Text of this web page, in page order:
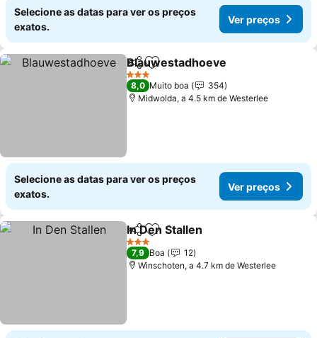
Selecione as datas para ver os preços
exatos.
Ver preços
PartilharAdicionar aos favoritos
Blauwestadhoeve
3 Estrelas
8,0 Muito boa
354
Midwolda, a 4.5 km de Westerlee
Selecione as datas para ver os preços
exatos.
Ver preços
PartilharAdicionar aos favoritos
In Den Stallen
3 Estrelas
7,9 Boa
12
Winschoten, a 4.7 km de Westerlee